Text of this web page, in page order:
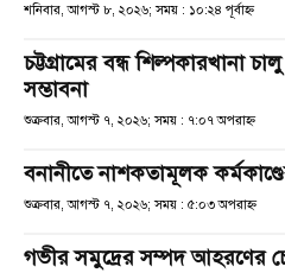
শনিবার, আগস্ট ৮, ২০২৬; সময় : ১০:২৪ পূর্বাহ্ণ
চট্টগ্রামের বন্ধ শিল্পকারখানা
সম্ভাবনা
শুক্রবার, আগস্ট ৭, ২০২৬; সময় : ৭:০৭ অপরাহ্ণ
বনানীতে নাশকতামূলক
শুক্রবার, আগস্ট ৭, ২০২৬; সময় : ৫:০৩ অপরাহ্ণ
গভীর সমুদ্রের সম্পদ আহরণের